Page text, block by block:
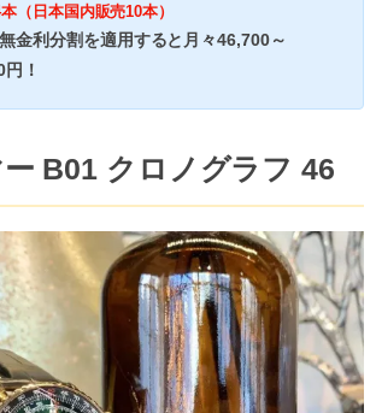
（日本国内販売10本）
金利分割を適用すると月々46,700～
！
B01 クロノグラフ 46